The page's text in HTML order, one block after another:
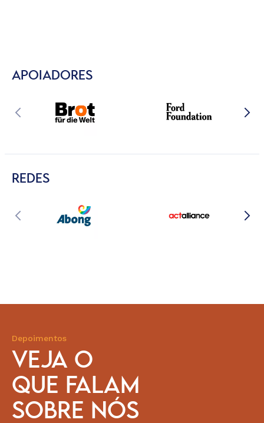
APOIADORES
REDES
Depoimentos
VEJA O
QUE FALAM
SOBRE NÓS